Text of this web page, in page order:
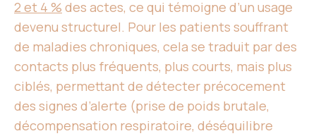
2 et 4 % des actes, ce qui témoigne d’un usage
devenu structurel. Pour les patients souffrant
de maladies chroniques, cela se traduit par des
contacts plus fréquents, plus courts, mais plus
ciblés, permettant de détecter précocement
des signes d’alerte (prise de poids brutale,
décompensation respiratoire, déséquilibre